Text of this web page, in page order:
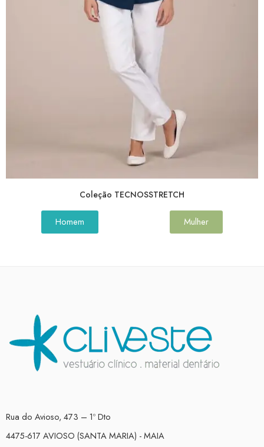
Coleção TECNOSSTRETCH
Homem Mulher
Rua do Avioso, 473 – 1º Dto
4475-617 AVIOSO (SANTA MARIA) - MAIA